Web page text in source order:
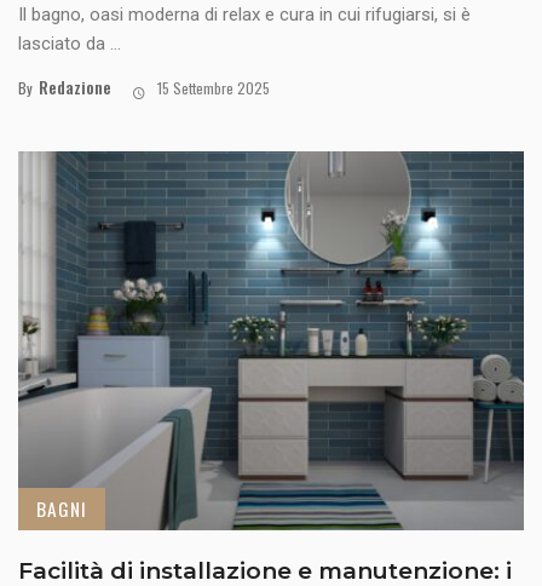
Il bagno, oasi moderna di relax e cura in cui rifugiarsi, si è
lasciato da ...
By Redazione 15 Settembre 2025
BAGNI
Facilità di installazione e manutenzione: i